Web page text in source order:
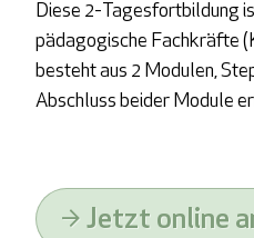
Diese 2-Tagesfortbildung
pädagogische Fachkräfte
besteht aus 2 Modulen,
Abschluss beider Module
Jetzt online